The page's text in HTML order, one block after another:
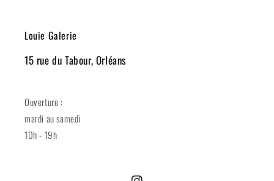
Louie Galerie
15 rue du Tabour, Orléans
Ouverture :
mardi au samedi
10h - 19h